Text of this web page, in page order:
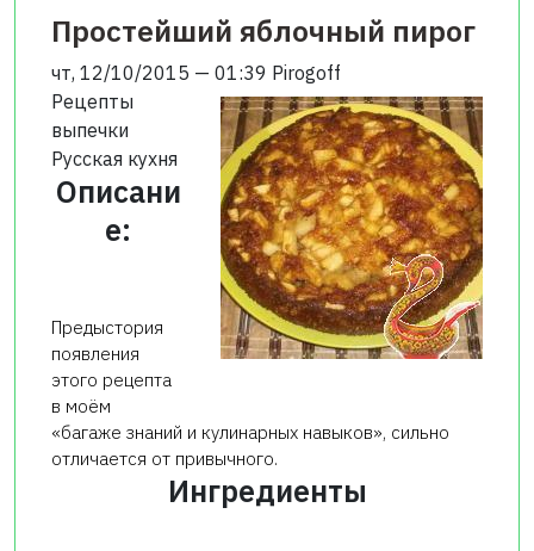
Простейший яблочный пирог
чт, 12/10/2015 — 01:39 Pirogoff
Рецепты
выпечки
Русская кухня
Описани
е:
Предыстория
появления
этого рецепта
в моём
«багаже знаний и кулинарных навыков», сильно
отличается от привычного.
Ингредиенты